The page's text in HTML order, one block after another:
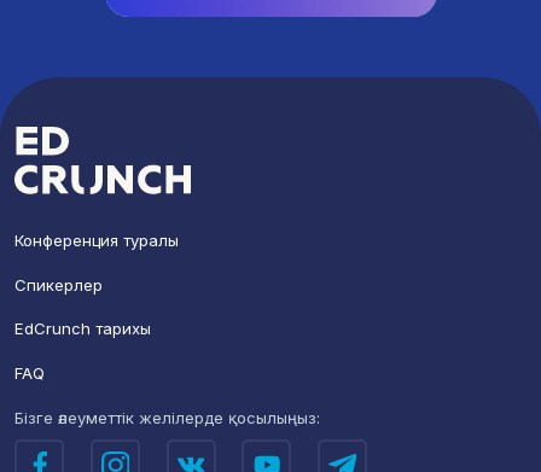
Конференция туралы
Спикерлер
EdCrunch тарихы
FAQ
Бізге әлеуметтік желілерде қосылыңыз: